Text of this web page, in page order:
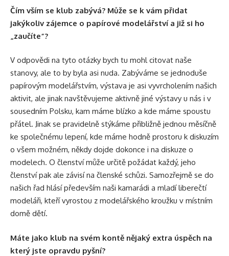
Čím vším se klub zabývá? Může se k vám přidat
jakýkoliv zájemce o papírové modelářství a již si ho
„zaučíte“?
V odpovědi na tyto otázky bych tu mohl citovat naše
stanovy, ale to by byla asi nuda. Zabýváme se jednoduše
papírovým modelářstvím, výstava je asi vyvrcholením našich
aktivit, ale jinak navštěvujeme aktivně jiné výstavy u nás i v
sousedním Polsku, kam máme blízko a kde máme spoustu
přátel. Jinak se pravidelně stýkáme přibližně jednou měsíčně
ke společnému lepení, kde máme hodně prostoru k diskuzím
o všem možném, někdy dojde dokonce i na diskuze o
modelech. O členství může určitě požádat každý, jeho
členství pak ale závisí na členské schůzi. Samozřejmě se do
našich řad hlásí především naši kamarádi a mladí liberečtí
modeláři, kteří vyrostou z modelářského kroužku v místním
domě dětí.
Máte jako klub na svém kontě nějaký extra úspěch na
který jste opravdu pyšní?